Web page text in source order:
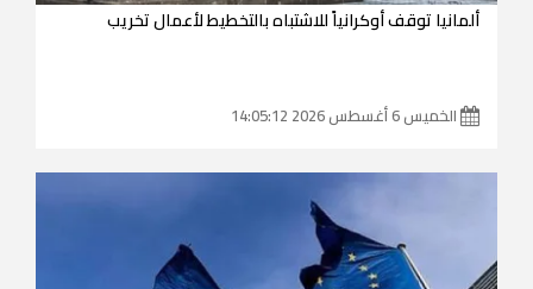
ألمانيا توقف أوكرانياً للاشتباه بالتخطيط لأعمال تخريب
الخميس 6 أغسطس 2026 14:05:12